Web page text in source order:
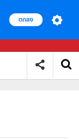
ตกลง